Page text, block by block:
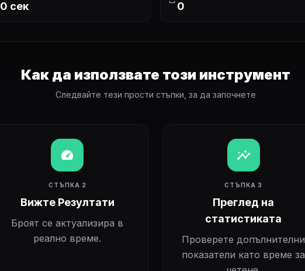
0 сек 0
Как да използвате този инструмент
Следвайте тези прости стъпки, за да започнете
speed
СТЪПКА 2
Вижте Резултати
Броят се актуализира в
реално време.
insights
СТЪПКА 3
Преглед на
статистиката
Проверете допълнителни
показатели като време за